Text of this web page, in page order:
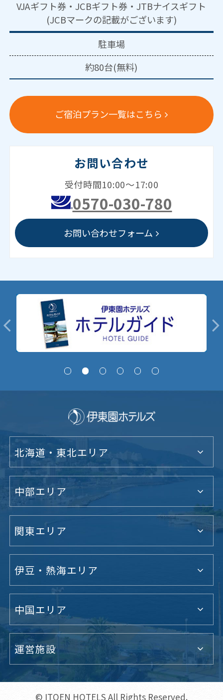
VJAギフト券・JCBギフト券・JTBナイスギフト
(JCBマークの記載がございます)
駐車場
約80台(無料)
ご宿泊プラン一覧はこちら
お問い合わせ
受付時間10:00～17:00
0570-030-780
お問い合わせフォーム
北海道・東北エリア
中部エリア
関東エリア
伊豆・熱海エリア
中国エリア
運営施設
© ITOEN HOTELS All Rights Reserved.